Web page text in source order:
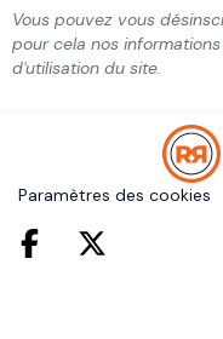
Vous pouvez vous
pour cela nos
d'utilisation du site.
Paramètres des cookies
Facebook